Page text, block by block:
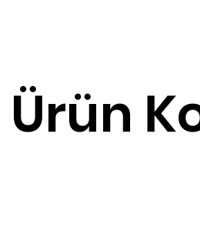
Ürün